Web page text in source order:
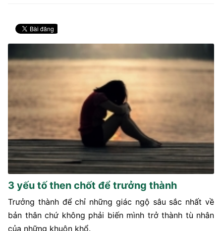
3 yếu tố then chốt để trưởng thành
Trưởng thành để chỉ những giác ngộ sâu sắc nhất về
bản thân chứ không phải biến mình trở thành tù nhân
của những khuôn khổ.